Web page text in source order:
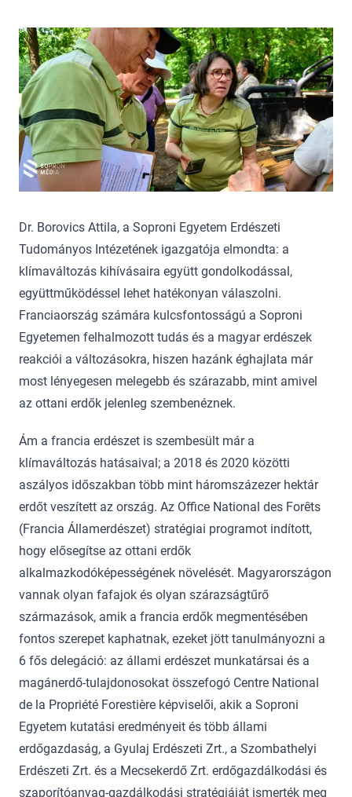
Dr. Borovics Attila, a Soproni Egyetem Erdészeti
Tudományos Intézetének igazgatója elmondta: a
klímaváltozás kihívásaira együtt gondolkodással,
együttműködéssel lehet hatékonyan válaszolni.
Franciaország számára kulcsfontosságú a Soproni
Egyetemen felhalmozott tudás és a magyar erdészek
reakciói a változásokra, hiszen hazánk éghajlata már
most lényegesen melegebb és szárazabb, mint amivel
az ottani erdők jelenleg szembenéznek.
Ám a francia erdészet is szembesült már a
klímaváltozás hatásaival; a 2018 és 2020 közötti
aszályos időszakban több mint háromszázezer hektár
erdőt veszített az ország. Az Office National des Forêts
(Francia Államerdészet) stratégiai programot indított,
hogy elősegítse az ottani erdők
alkalmazkodóképességének növelését. Magyarországon
vannak olyan fafajok és olyan szárazságtűrő
származások, amik a francia erdők megmentésében
fontos szerepet kaphatnak, ezeket jött tanulmányozni a
6 fős delegáció: az állami erdészet munkatársai és a
magánerdő-tulajdonosokat összefogó Centre National
de la Propriété Forestière képviselői, akik a Soproni
Egyetem kutatási eredményeit és több állami
erdőgazdaság, a Gyulaj Erdészeti Zrt., a Szombathelyi
Erdészeti Zrt. és a Mecsekerdő Zrt. erdőgazdálkodási és
szaporítóanyag-gazdálkodási stratégiáját ismerték meg